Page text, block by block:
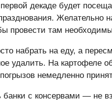
декаде будет
Желательно
провести там
набрать на еду, а
удалить. На картофеле
немедленно
банки с консервами — не